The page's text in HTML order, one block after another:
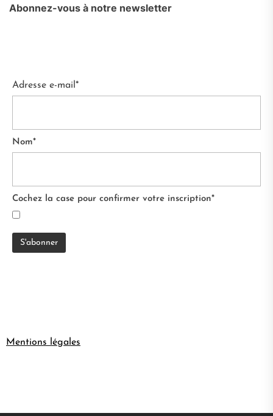
Abonnez-vous à notre newsletter
Adresse e-mail*
Nom*
Cochez la case pour confirmer votre inscription*
Mentions légales